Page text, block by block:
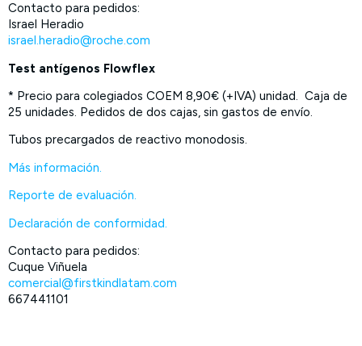
Contacto para pedidos:
Israel Heradio
israel.heradio@roche.com
Test antígenos Flowflex
* Precio para colegiados COEM 8,90€ (+IVA) unidad. Caja de
25 unidades. Pedidos de dos cajas, sin gastos de envío.
Tubos precargados de reactivo monodosis.
Más información.
Reporte de evaluación.
Declaración de conformidad.
Contacto para pedidos:
Cuque Viñuela
comercial@firstkindlatam.com
667441101